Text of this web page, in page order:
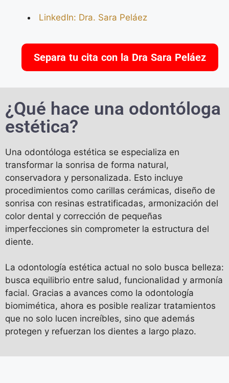
LinkedIn: Dra. Sara Peláez
Separa tu cita con la Dra Sara Peláez
¿Qué hace una odontóloga
estética?
Una odontóloga estética se especializa en
transformar la sonrisa de forma natural,
conservadora y personalizada. Esto incluye
procedimientos como carillas cerámicas, diseño de
sonrisa con resinas estratificadas, armonización del
color dental y corrección de pequeñas
imperfecciones sin comprometer la estructura del
diente.
La odontología estética actual no solo busca belleza:
busca equilibrio entre salud, funcionalidad y armonía
facial. Gracias a avances como la odontología
biomimética, ahora es posible realizar tratamientos
que no solo lucen increíbles, sino que además
protegen y refuerzan los dientes a largo plazo.